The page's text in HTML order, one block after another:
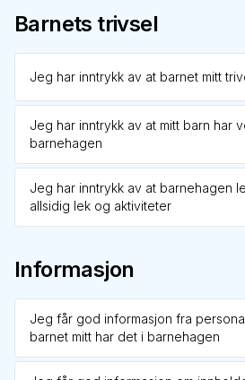
Barnets trivsel
Jeg har inntrykk av at barnet mitt
Jeg har inntrykk av at mitt barn har
barnehagen
Jeg har inntrykk av at barnehagen
allsidig lek og aktiviteter
Informasjon
Jeg får god informasjon fra
barnet mitt har det i barnehagen